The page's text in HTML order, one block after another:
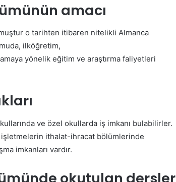
amacı
o tarihten itibaren nitelikli Almanca
ilköğretim,
yönelik eğitim ve araştırma faliyetleri
ve özel okullarda iş imkanı bulabilirler.
ithalat-ihracat bölümlerinde
imkanları vardır.
okutulan dersler